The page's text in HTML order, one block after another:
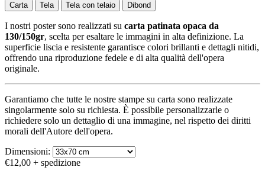
Carta Tela Tela con telaio Dibond
I nostri poster sono realizzati su carta patinata opaca da
130/150gr, scelta per esaltare le immagini in alta definizione. La
superficie liscia e resistente garantisce colori brillanti e dettagli nitidi,
offrendo una riproduzione fedele e di alta qualità dell'opera
originale.
Garantiamo che tutte le nostre stampe su carta sono realizzate
singolarmente solo su richiesta. È possibile personalizzarle o
richiedere solo un dettaglio di una immagine, nel rispetto dei diritti
morali dell'Autore dell'opera.
Dimensioni:
€12,00 + spedizione